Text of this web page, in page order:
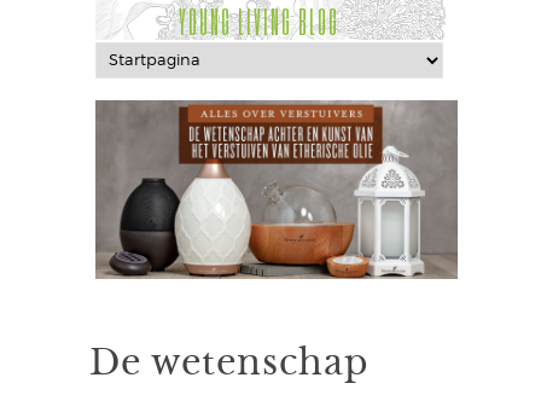
YOUNG LIVING BLOG
De wetenschap